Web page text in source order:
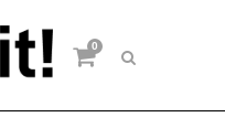
0